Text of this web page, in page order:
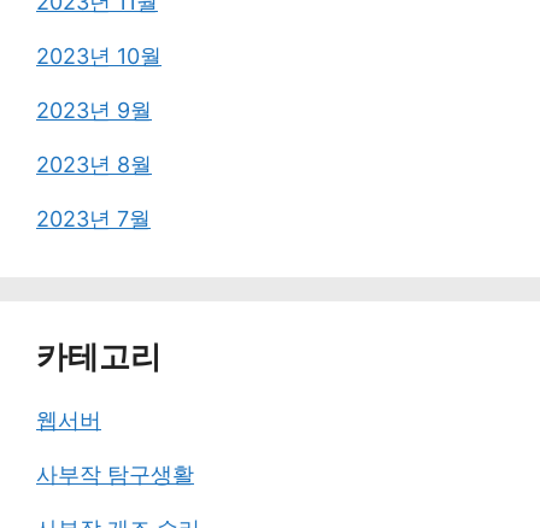
2023년 10월
2023년 9월
2023년 8월
2023년 7월
카테고리
웹서버
사부작 탐구생활